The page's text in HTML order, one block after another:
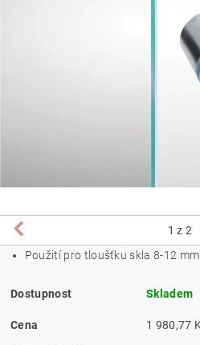
1 z 2
Použití pro tloušťku skla 8-12 mm.
Dostupnost Skladem
Cena